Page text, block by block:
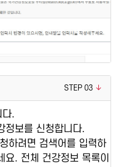
STEP 03
다.
정보를 신청합니다.
하려면 검색어를 입력하
. 전체 건강정보 목록이